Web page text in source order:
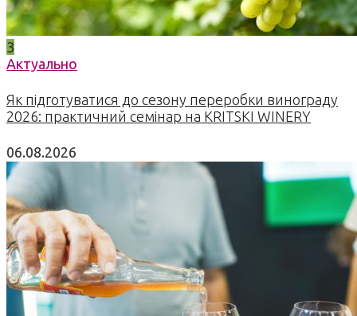
3
Актуально
Як підготуватися до сезону переробки винограду
2026: практичний семінар на KRITSKI WINERY
06.08.2026